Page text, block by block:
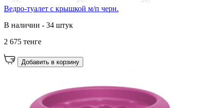
Ведро-туалет с крышкой м/п черн.
В наличии - 34 штук
2 675 тенге
Добавить в корзину